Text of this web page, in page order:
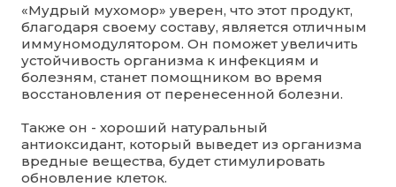
«Мудрый мухомор» уверен, что этот продукт,
благодаря своему составу, является отличным
иммуномодулятором. Он поможет увеличить
устойчивость организма к инфекциям и
болезням, станет помощником во время
восстановления от перенесенной болезни.
Также он - хороший натуральный
антиоксидант, который выведет из организма
вредные вещества, будет стимулировать
обновление клеток.